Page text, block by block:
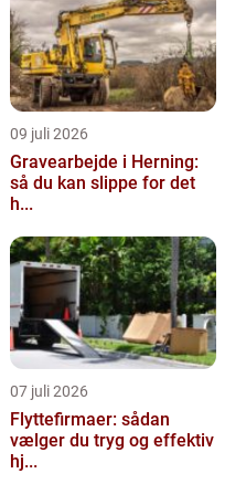
09 juli 2026
Gravearbejde i Herning:
så du kan slippe for det
h...
07 juli 2026
Flyttefirmaer: sådan
vælger du tryg og effektiv
hj...